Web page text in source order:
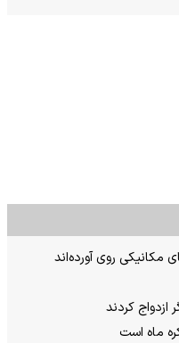
مکانیکی روی آورده‌اند
ازدواج کردند
ماه است